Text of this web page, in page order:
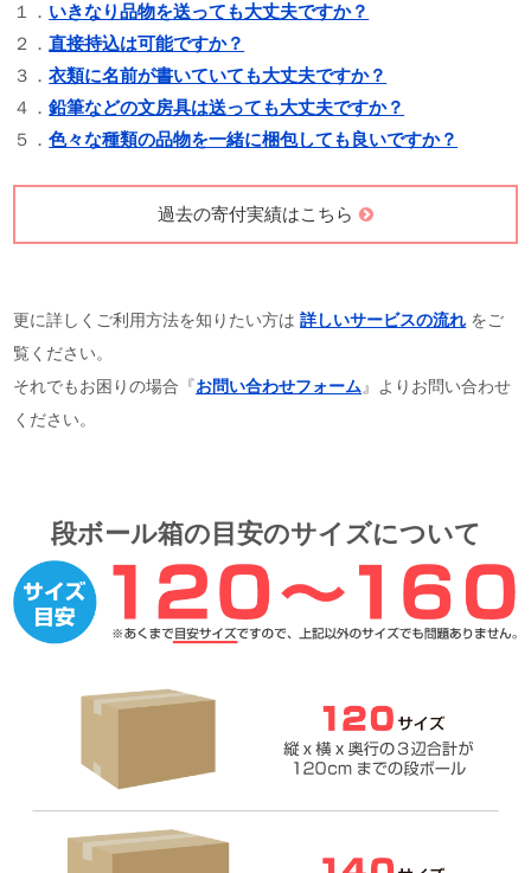
１． いきなり品物を送っても大丈夫ですか？
２．直接持込は可能ですか？
３．衣類に名前が書いていても大丈夫ですか？
４．鉛筆などの文房具は送っても大丈夫ですか？
５．色々な種類の品物を一緒に梱包しても良いですか？
過去の寄付実績はこちら
更に詳しくご利用方法を知りたい方は詳しいサービスの流れ をご
覧ください。
それでもお困りの場合『お問い合わせフォーム』よりお問い合わせ
ください。
段ボール箱の目安のサイズについて